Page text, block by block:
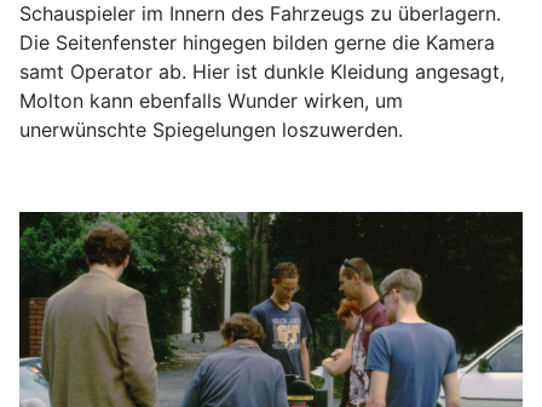
Schauspieler im Innern des Fahrzeugs zu überlagern.
Die Seitenfenster hingegen bilden gerne die Kamera
samt Operator ab. Hier ist dunkle Kleidung angesagt,
Molton kann ebenfalls Wunder wirken, um
unerwünschte Spiegelungen loszuwerden.